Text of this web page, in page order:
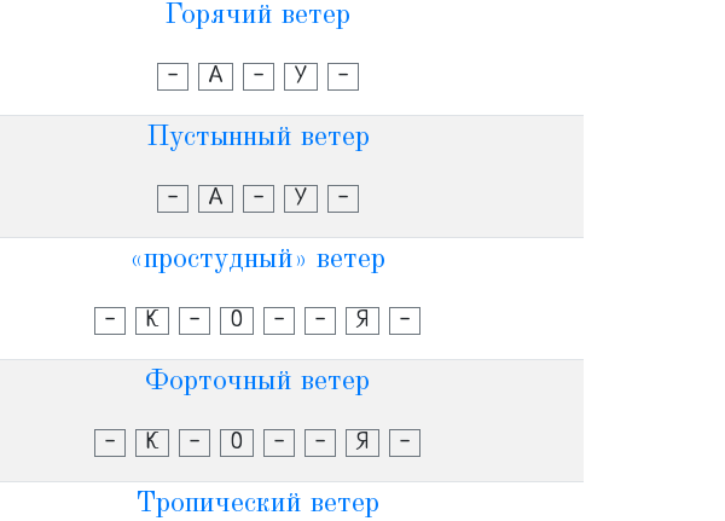
Горячий ветер
- А - У -
Пустынный ветер
- А - У -
«простудный» ветер
- К - О - - Я -
Форточный ветер
- К - О - - Я -
Тропический ветер